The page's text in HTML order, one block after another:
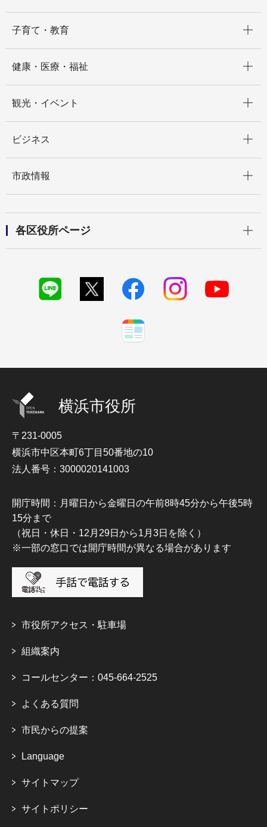
子育て・教育
健康・医療・福祉
観光・イベント
ビジネス
市政情報
各区役所ページ
横浜市役所
〒231-0005
横浜市中区本町6丁目50番地の10
法人番号：3000020141003
開庁時間：月曜日から金曜日の午前8時45分から午後5時
15分まで
（祝日・休日・12月29日から1月3日を除く）
※一部の窓口では開庁時間が異なる場合があります
市役所アクセス・駐車場
組織案内
コールセンター：045-664-2525
よくある質問
市民からの提案
Language
サイトマップ
サイトポリシー